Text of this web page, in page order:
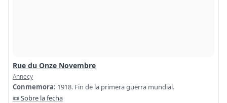
Rue du Onze Novembre
Annecy
Conmemora: 1918. Fin de la primera guerra mundial.
📜 Sobre la fecha